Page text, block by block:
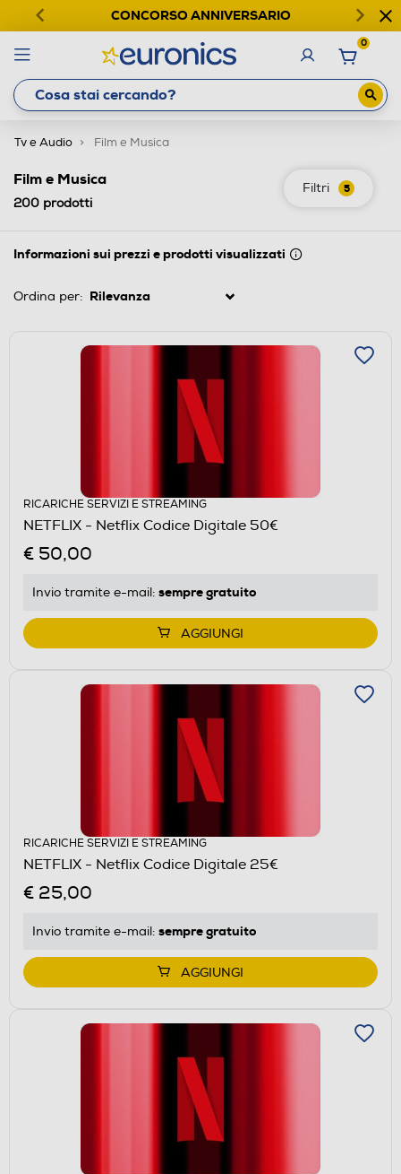
CONCORSO ANNIVERSARIO
0
Tv e Audio Film e Musica
Filtri 5
Film e Musica
200 prodotti
Informazioni sui prezzi e prodotti visualizzati
Ordina per:
RICARICHE SERVIZI E STREAMING
NETFLIX - Netflix Codice Digitale 50€
€ 50,00
Invio tramite e-mail: sempre gratuito
AGGIUNGI
RICARICHE SERVIZI E STREAMING
NETFLIX - Netflix Codice Digitale 25€
€ 25,00
Invio tramite e-mail: sempre gratuito
AGGIUNGI